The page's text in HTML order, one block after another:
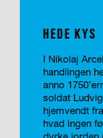
HEDE KYS
I Nikolaj
handlingen
anno
soldat
hjemvendt
hvad ingen